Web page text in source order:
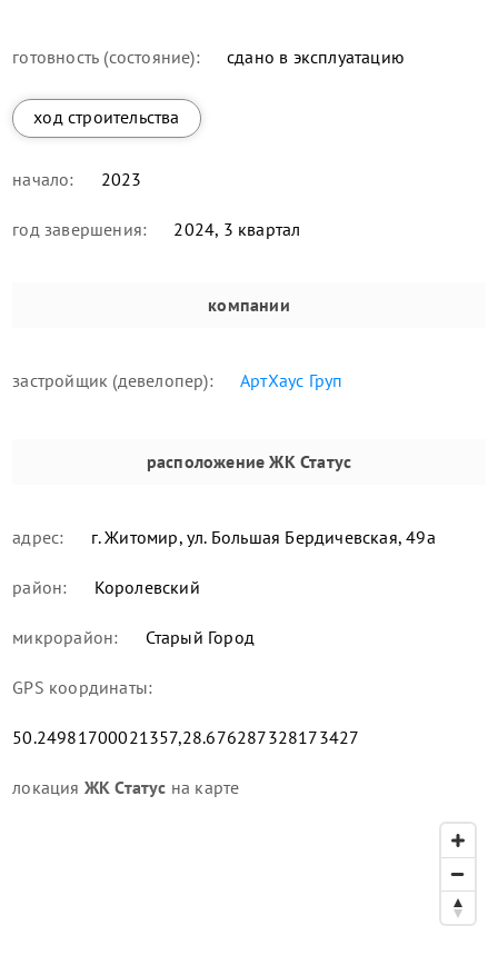
готовность (состояние): сдано в эксплуатацию
ход строительства
начало: 2023
год завершения: 2024, 3 квартал
компании
застройщик (девелопер): АртХаус Груп
расположение ЖК Статус
адрес: г. Житомир, ул. Большая Бердичевская, 49а
район: Королевский
микрорайон: Старый Город
GPS координаты:
50.24981700021357,28.676287328173427
локация ЖК Статус на карте